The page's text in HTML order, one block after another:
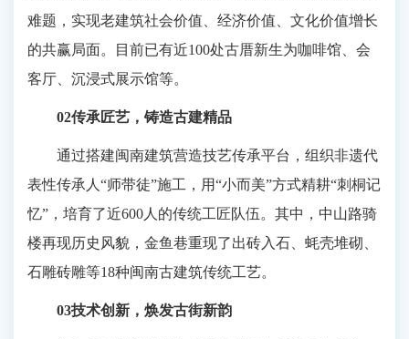
难题，实现老建筑社会价值、经济价值、文化价值增长
的共赢局面。目前已有近100处古厝新生为咖啡馆、会
客厅、沉浸式展示馆等。
02传承匠艺，铸造古建精品
通过搭建闽南建筑营造技艺传承平台，组织非遗代
表性传承人“师带徒”施工，用“小而美”方式精耕“刺桐记
忆”，培育了近600人的传统工匠队伍。其中，中山路骑
楼再现历史风貌，金鱼巷重现了出砖入石、蚝壳堆砌、
石雕砖雕等18种闽南古建筑传统工艺。
03技术创新，焕发古街新韵